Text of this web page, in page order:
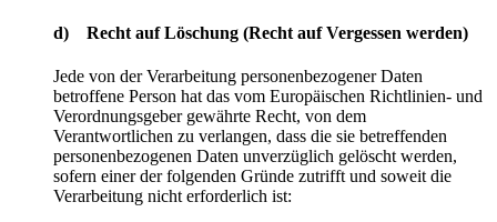
d) Recht auf Löschung (Recht auf Vergessen werden)
Jede von der Verarbeitung personenbezogener Daten
betroffene Person hat das vom Europäischen Richtlinien- und
Verordnungsgeber gewährte Recht, von dem
Verantwortlichen zu verlangen, dass die sie betreffenden
personenbezogenen Daten unverzüglich gelöscht werden,
sofern einer der folgenden Gründe zutrifft und soweit die
Verarbeitung nicht erforderlich ist: